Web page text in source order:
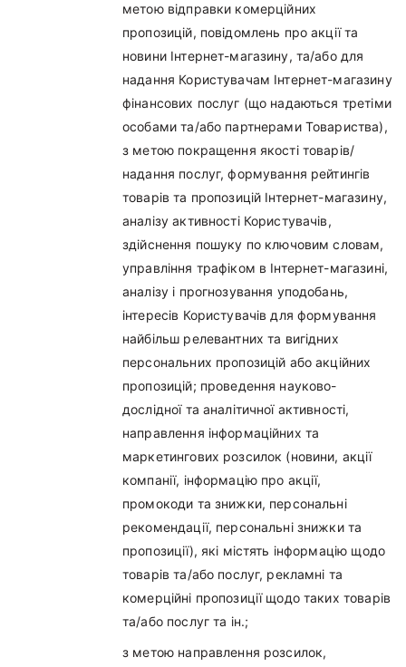
метою відправки комерційних
пропозицій, повідомлень про акції та
новини Інтернет-магазину, та/або для
надання Користувачам Інтернет-магазину
фінансових послуг (що надаються третіми
особами та/або партнерами Товариства),
з метою покращення якості товарів/
надання послуг, формування рейтингів
товарів та пропозицій Інтернет-магазину,
аналізу активності Користувачів,
здійснення пошуку по ключовим словам,
управління трафіком в Інтернет-магазині,
аналізу і прогнозування уподобань,
інтересів Користувачів для формування
найбільш релевантних та вигідних
персональних пропозицій або акційних
пропозицій; проведення науково-
дослідної та аналітичної активності,
направлення інформаційних та
маркетингових розсилок (новини, акції
компанії, інформацію про акції,
промокоди та знижки, персональні
рекомендації, персональні знижки та
пропозиції), які містять інформацію щодо
товарів та/або послуг, рекламні та
комерційні пропозиції щодо таких товарів
та/або послуг та ін.;
з метою направлення розсилок,